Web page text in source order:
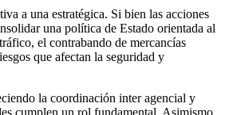
a una estratégica. Si bien las acciones
una política de Estado orientada al
el contrabando de mercancías
que afectan la seguridad y
la coordinación inter agencial y
cumplen un rol fundamental. Asimismo,